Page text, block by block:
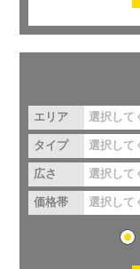
エリア
タイプ
広さ
価格帯